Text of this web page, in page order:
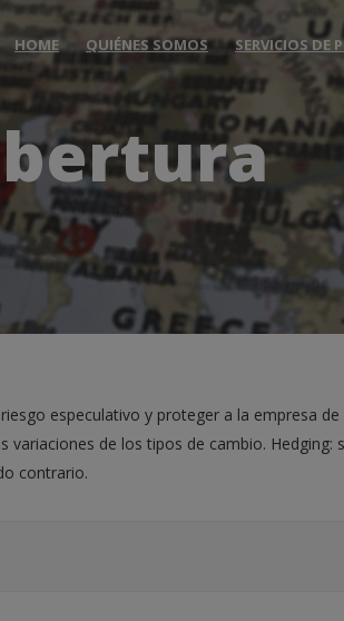
HOME QUIÉNES SOMOS SERVICIOS DE
especulativo y proteger a la empresa de
variaciones de los tipos de cambio. Hedging:
contrario.